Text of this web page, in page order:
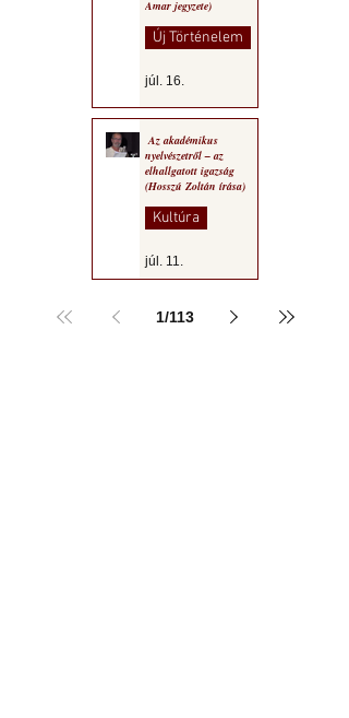
Amar jegyzete)
Új Történelem
júl. 16.
Az akadémikus
nyelvészetről – az
elhallgatott igazság
(Hosszú Zoltán írása)
Kultúra
júl. 11.
1/113